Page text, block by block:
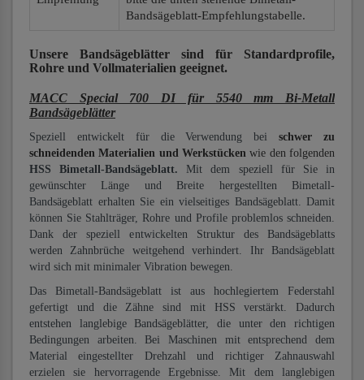
Bandsägeblatt-Empfehlungstabelle.
Unsere Bandsägeblätter sind für Standardprofile,
Rohre und Vollmaterialien geeignet.
MACC Special 700 DI für 5540 mm Bi-Metall
Bandsägeblätter
Speziell entwickelt für die Verwendung beischwer zu
schneidenden Materialien und Werkstücken wie den folgenden
HSS Bimetall-Bandsägeblatt. Mit dem speziell für Sie in
gewünschter Länge und Breite hergestellten Bimetall-
Bandsägeblatt erhalten Sie ein vielseitiges Bandsägeblatt. Damit
können Sie Stahlträger, Rohre und Profile problemlos schneiden.
Dank der speziell entwickelten Struktur des Bandsägeblatts
werden Zahnbrüche weitgehend verhindert. Ihr Bandsägeblatt
wird sich mit minimaler Vibration bewegen.
Das Bimetall-Bandsägeblatt ist aus hochlegiertem Federstahl
gefertigt und die Zähne sind mit HSS verstärkt. Dadurch
entstehen langlebige Bandsägeblätter, die unter den richtigen
Bedingungen arbeiten. Bei Maschinen mit entsprechend dem
Material eingestellter Drehzahl und richtiger Zahnauswahl
erzielen sie hervorragende Ergebnisse. Mit dem langlebigen